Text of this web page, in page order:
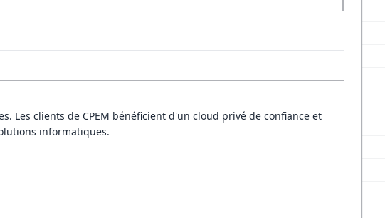
Les clients de CPEM bénéficient d'un cloud privé de confiance et
informatiques.